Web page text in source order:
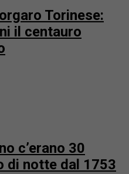
Torinese:
il centauro
c’erano 30
di notte dal 1753